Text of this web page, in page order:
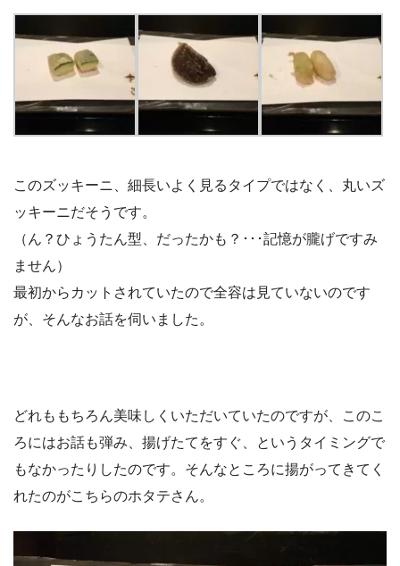
このズッキーニ、細長いよく見るタイプではなく、丸いズ
ッキーニだそうです。
（ん？ひょうたん型、だったかも？･･･記憶が朧げですみ
ません）
最初からカットされていたので全容は見ていないのです
が、そんなお話を伺いました。
どれももちろん美味しくいただいていたのですが、このこ
ろにはお話も弾み、揚げたてをすぐ、というタイミングで
もなかったりしたのです。そんなところに揚がってきてく
れたのがこちらのホタテさん。